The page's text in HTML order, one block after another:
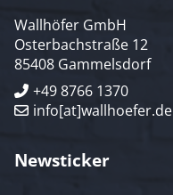
Wallhöfer GmbH
Osterbachstraße 12
85408 Gammelsdorf
+49 8766 1370
info[at]wallhoefer.de
Newsticker